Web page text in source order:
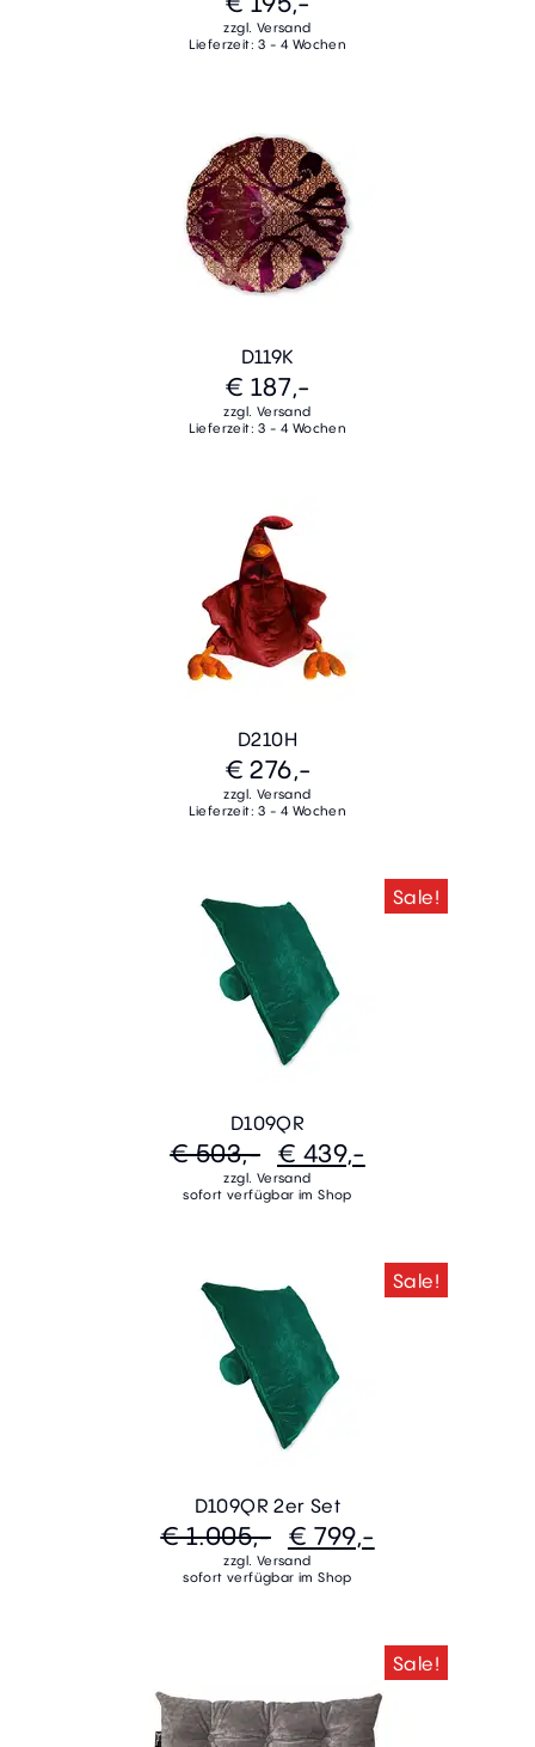
zzgl. Versand
Lieferzeit: 3 - 4 Wochen
D119K
€ 187,-
zzgl. Versand
Lieferzeit: 3 - 4 Wochen
D210H
€ 276,-
zzgl. Versand
Lieferzeit: 3 - 4 Wochen
Sale!
D109QR
€ 503,- € 439,-
zzgl. Versand
sofort verfügbar im Shop
Sale!
D109QR 2er Set
€ 1.005,- € 799,-
zzgl. Versand
sofort verfügbar im Shop
Sale!